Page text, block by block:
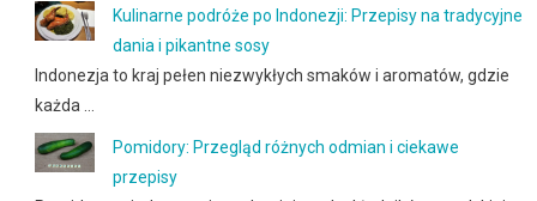
Kulinarne podróże po Indonezji: Przepisy na tradycyjne
dania i pikantne sosy
Indonezja to kraj pełen niezwykłych smaków i aromatów, gdzie
każda …
Pomidory: Przegląd różnych odmian i ciekawe
przepisy